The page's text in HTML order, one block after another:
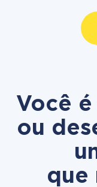
Você
ou
que